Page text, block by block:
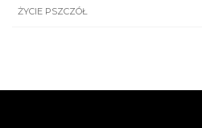
ŻYCIE PSZCZÓŁ